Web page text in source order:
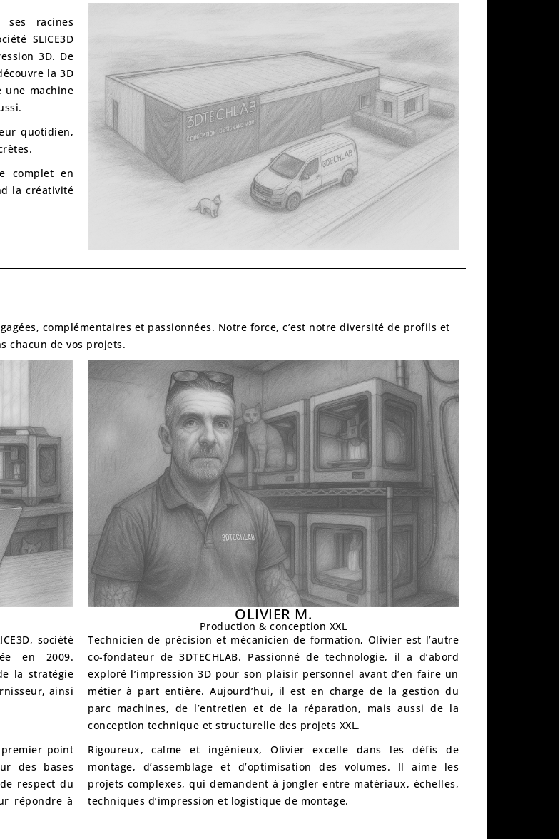
ses racines
SLICE3D
3D. De
la 3D
une machine
quotidien,
complet en
la créativité
complémentaires et passionnées. Notre force, c’est notre diversité de profils et
chacun de vos projets.
, société
en 2009.
la stratégie
, ainsi
point
des bases
respect du
répondre à
OLIVIER M.
Production & conception XXL
Technicien de précision et mécanicien de formation, Olivier est l’autre
co-fondateur de 3DTECHLAB. Passionné de technologie, il a d’abord
exploré l’impression 3D pour son plaisir personnel avant d’en faire un
métier à part entière. Aujourd’hui, il est en charge de lagestion du
parc machines, de l’entretien et de la réparation, mais aussi de la
conception technique et structurelle des projets XXL.
Rigoureux, calme et ingénieux, Olivier excelle dans lesdéfis de
montage, d’assemblage et d’optimisation des volumes. Il aime les
projets complexes, qui demandent à jongler entre matériaux, échelles,
techniques d’impression et logistique de montage.